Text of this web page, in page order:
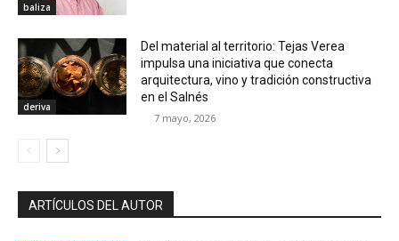
baliza
deriva
Del material al territorio: Tejas Verea
impulsa una iniciativa que conecta
arquitectura, vino y tradición constructiva
en el Salnés
7 mayo, 2026
ARTÍCULOS DEL AUTOR